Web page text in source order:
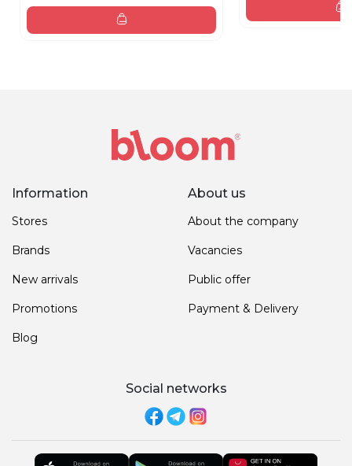
Information
Stores
Brands
New arrivals
Promotions
Blog
About us
About the company
Vacancies
Public offer
Payment & Delivery
Social networks